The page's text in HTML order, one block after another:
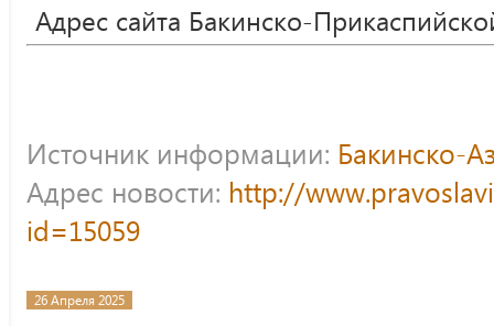
Адрес сайта Бакинско-
Источник информации: Бакинско-
Адрес новости: http://
id=15059
26 Апреля 2025